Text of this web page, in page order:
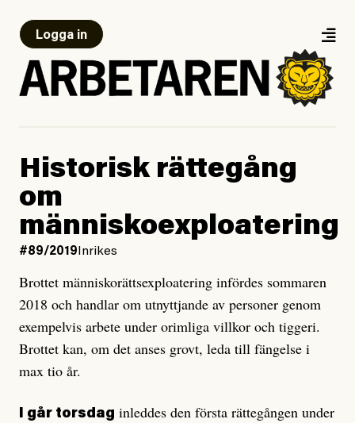
Logga in
Historisk rättegång
om
människoexploatering
#89/2019Inrikes
Brottet människorättsexploatering infördes sommaren
2018 och handlar om utnyttjande av personer genom
exempelvis arbete under orimliga villkor och tiggeri.
Brottet kan, om det anses grovt, leda till fängelse i
max tio år.
I går torsdag inleddes den första rättegången under